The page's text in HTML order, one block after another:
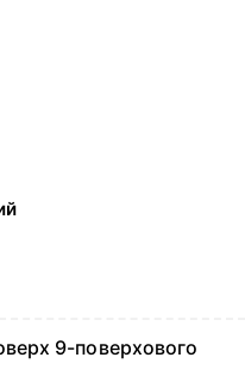
9-поверхового